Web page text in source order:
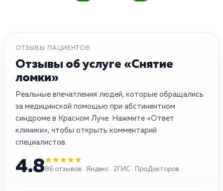
ОТЗЫВЫ ПАЦИЕНТОВ
Отзывы об услуге «Снятие
ломки»
Реальные впечатления людей, которые обращались
за медицинской помощью при абстинентном
синдроме в Красном Луче. Нажмите «Ответ
клиники», чтобы открыть комментарий
специалистов.
4.8★★★★★
86 отзывов · Яндекс · 2ГИС · ПроДокторов